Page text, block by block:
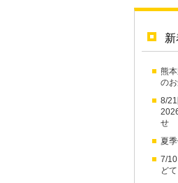
熊
の
8/
せ
夏
7/
ど